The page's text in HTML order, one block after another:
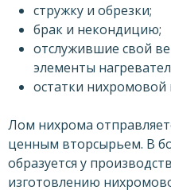
стружку и обрезки;
брак и некондицию;
отслужившие свой
элементы
остатки нихромовой
Лом нихрома
ценным вторсырьем. В
образуется у
изготовлению